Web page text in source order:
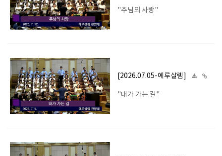
"주님의 사랑"
[2026.07.05-예루살렘]
"내가 가는 길"